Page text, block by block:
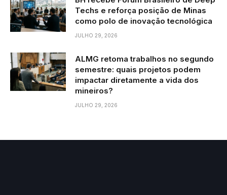
Techs e reforça posição de Minas
como polo de inovação tecnológica
JULHO 29, 2026
ALMG retoma trabalhos no segundo
semestre: quais projetos podem
impactar diretamente a vida dos
mineiros?
JULHO 29, 2026